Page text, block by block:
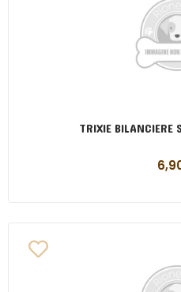
TRIXIE BILANCIERE